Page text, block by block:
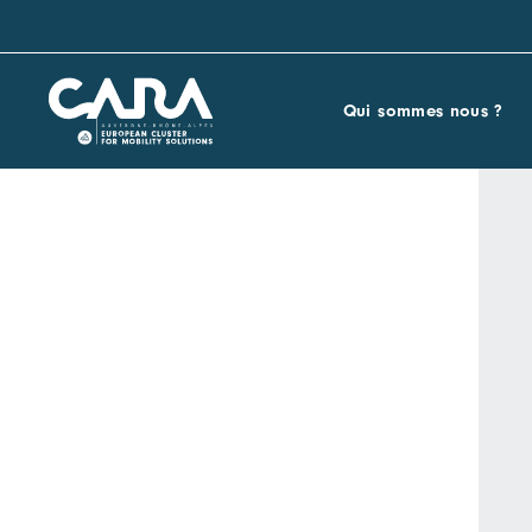
Qui sommes nous ?